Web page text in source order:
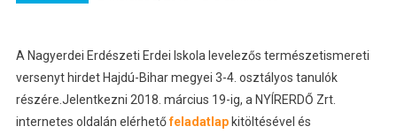
A Nagyerdei Erdészeti Erdei Iskola levelezős természetismereti
versenyt hirdet Hajdú-Bihar megyei 3-4. osztályos tanulók
részére. Jelentkezni 2018. március 19-ig, a NYÍRERDŐ Zrt.
internetes oldalán elérhetőfeladatlap kitöltésével és